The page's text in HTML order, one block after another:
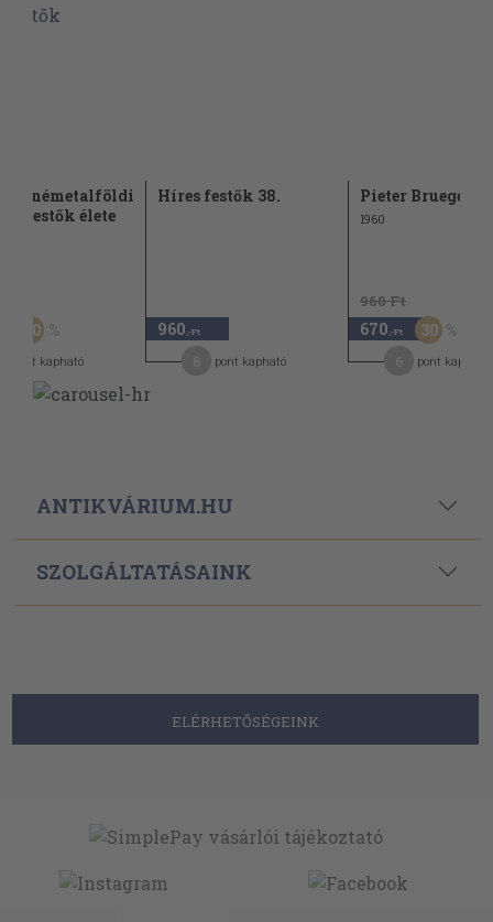
németalföldi
festők élete
50
pont kapható
Híres festők 38.
960 ,-Ft
pont kapható
Pieter Bruegel
1960
960 Ft
670 ,-Ft 30
pont kapható
ANTIKVÁRIUM.HU
SZOLGÁLTATÁSAINK
ELÉRHETŐSÉGEINK